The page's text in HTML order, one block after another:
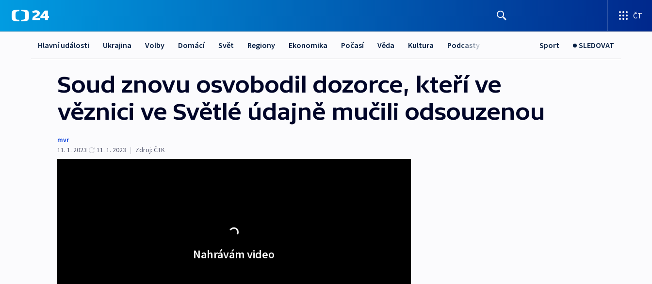
ČT
Hlavní události Ukrajina Volby Domácí Svět Regiony Ekonomika Počasí Věda Kultura Podcasty Sport SLEDOVAT
Soud znovu osvobodil dozorce, kteří ve
věznici ve Světlé údajně mučili odsouzenou
mvr
11. 1. 2023
11. 1. 2023 | Zdroj: ČTK
Nahrávám video